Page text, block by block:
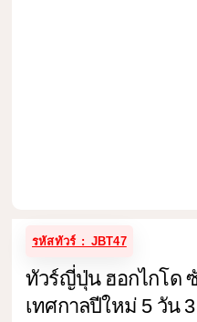
รหัสทัวร์ : JBT47
ทัวร์ญี่ปุ่น ฮอกไกโด
เทศกาลปีใหม่ 5 วัน